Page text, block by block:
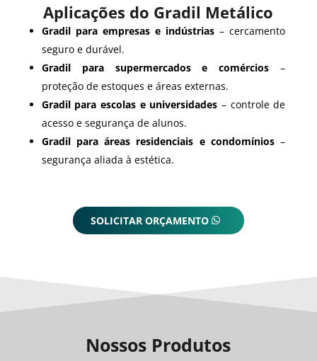
Aplicações do Gradil Metálico
Gradil para empresas e indústrias – cercamento
seguro e durável.
Gradil para supermercados e comércios –
proteção de estoques e áreas externas.
Gradil para escolas e universidades – controle de
acesso e segurança de alunos.
Gradil para áreas residenciais e condomínios–
segurança aliada à estética.
SOLICITAR ORÇAMENTO
Nossos Produtos